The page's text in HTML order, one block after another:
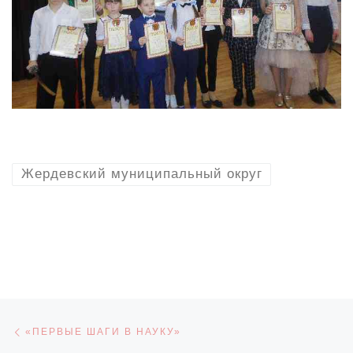
Жердевский муниципальный округ
Навигация по записям
«ПЕРВЫЕ ШАГИ В НАУКУ»